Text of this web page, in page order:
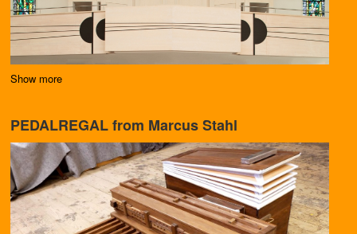
Show more
PEDALREGAL from Marcus Stahl